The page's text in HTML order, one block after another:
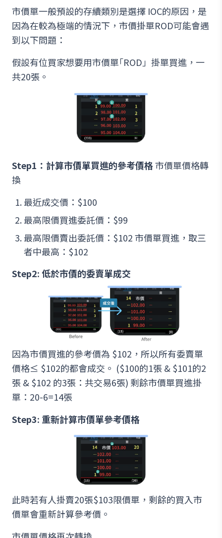
市價單一般預設的存續類別是選擇 IOC的原因，是
因為在較為極端的情況下，市價掛單ROD可能會遇
到以下問題：
假設有位買家想要用市價單｢ROD」掛單買進，一
共20張。
Step1：計算市價單買進的參考價格市價單價格轉
換
最近成交價：$100
最高限價買進委託價：$99
最高限價賣出委託價：$102 市價單買進，取三
者中最高：$102
Step2: 低於市價的委賣單成交
因為市價買進的參考價為 $102，所以所有委賣單
價格≤ $102的都會成交。 ($100的1張 & $101的2
張 & $102 的3張：共交易6張) 剩餘市價單買進掛
單：20-6=14張
Step3: 重新計算市價單參考價格
此時若有人掛賣20張$103限價單，剩餘的買入市
價單會重新計算參考價。